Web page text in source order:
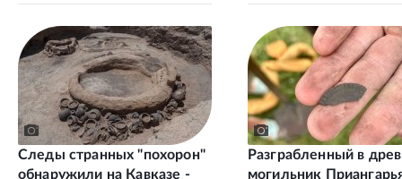
Следы странных "похорон"
обнаружили на Кавказе -
Разграбленный в
могильник